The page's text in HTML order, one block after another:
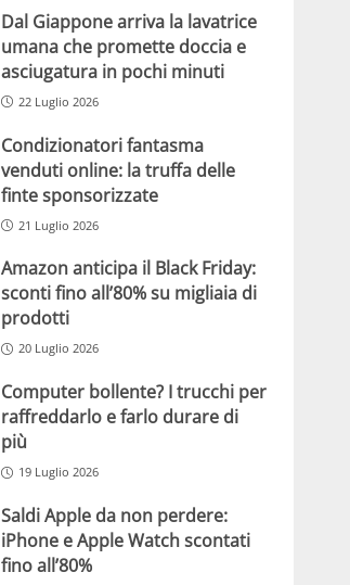
Dal Giappone arriva la lavatrice
umana che promette doccia e
asciugatura in pochi minuti
22 Luglio 2026
Condizionatori fantasma
venduti online: la truffa delle
finte sponsorizzate
21 Luglio 2026
Amazon anticipa il Black Friday:
sconti fino all’80% su migliaia di
prodotti
20 Luglio 2026
Computer bollente? I trucchi per
raffreddarlo e farlo durare di
più
19 Luglio 2026
Saldi Apple da non perdere:
iPhone e Apple Watch scontati
fino all’80%